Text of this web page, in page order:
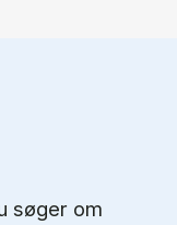
søger om